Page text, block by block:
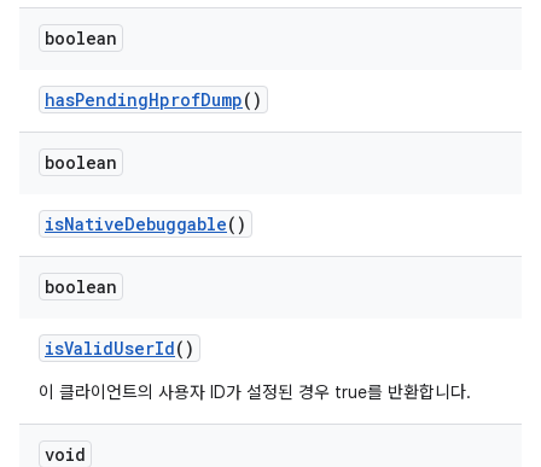
boolean
hasPendingHprofDump()
boolean
isNativeDebuggable()
boolean
isValidUserId()
이 클라이언트의 사용자 ID가 설정된 경우 true를 반환합니다.
void